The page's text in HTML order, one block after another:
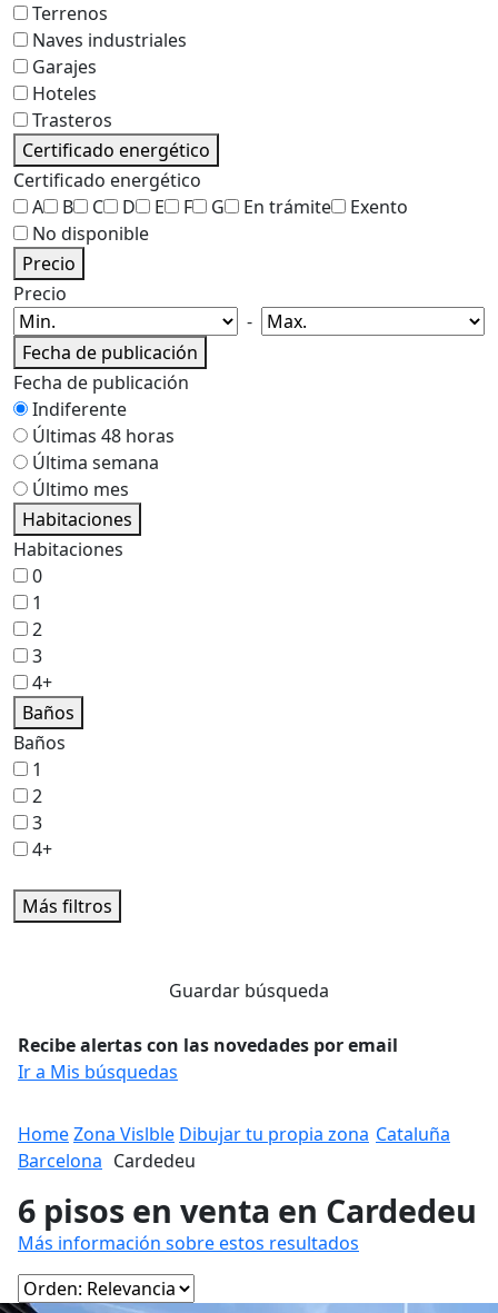
Terrenos
Naves industriales
Garajes
Hoteles
Trasteros
Certificado energético
Certificado energético
A
B C D E F G En trámite
Exento
No disponible
Precio
Precio
-
Fecha de publicación
Fecha de publicación
Indiferente
Últimas 48 horas
Última semana
Último mes
Habitaciones
Habitaciones
0
1
2
3
4+
Baños
Baños
1
2
3
4+
Más filtros
Guardar búsqueda
Recibe alertas con las novedades por email
Ir a Mis búsquedas
HomeZona Vislble Dibujar tu propia zona Cataluña
Barcelona Cardedeu
6 pisos en venta en Cardedeu
Más información sobre estos resultados